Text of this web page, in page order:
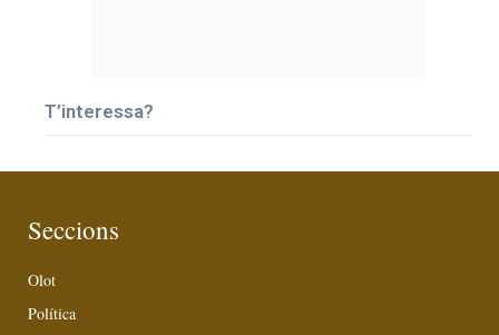
T’interessa?
Seccions
Olot
Política